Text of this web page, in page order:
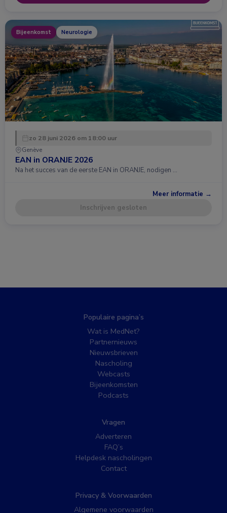
Bijeenkomst Neurologie
zo 28 juni 2026 om 18:00 uur
Genève
EAN in ORANJE 2026
Na het succes van de eerste EAN in ORANJE, nodigen …
Meer informatie →
Inschrijven gesloten
Populaire pagina’s
Wat is MedNet?
Partnernieuws
Nieuwsbrieven
Nascholing
Webcasts
Bijeenkomsten
Podcasts
Vragen
Adverteren
FAQ’s
Helpdesk nascholingen
Contact
Privacy & Voorwaarden
Algemene voorwaarden